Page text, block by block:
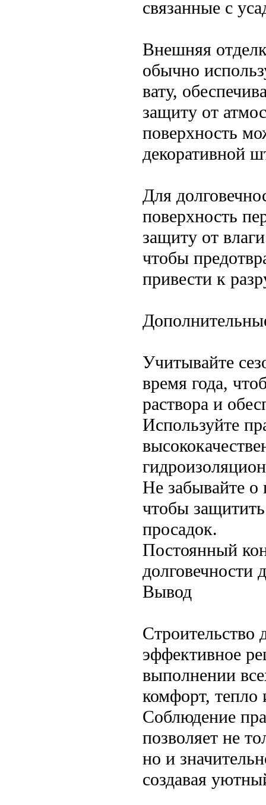
связанные с
Внешняя
обычно
вату,
защиту от
поверхность
декоративной
Для
поверхность
защиту от
чтобы
привести к
Учитывайте
время года,
раствора и
Используйте
Не забывайте о
чтобы
просадок.
Постоянный
долговечности
Вывод
Строительство
эффективное
выполнении
комфорт, тепло
Соблюдение
позволяет не
но и
создавая